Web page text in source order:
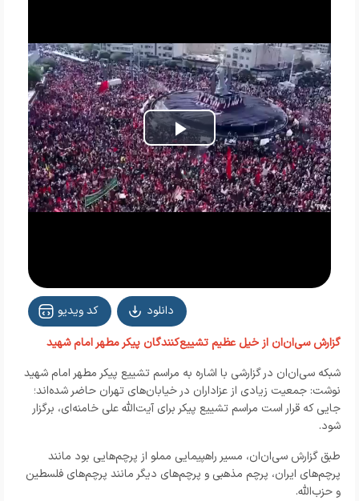
Play
Video
کد ویدیو
دانلود
گزارش سی‌ان‌ان از خیل عظیم تشییع‌کنندگان پیکر مطهر امام شهید
شبکه سی‌ان‌ان در گزارشی با اشاره به مراسم تشییع پیکر مطهر امام شهید
نوشت: جمعیت زیادی از عزاداران در خیابان‌های تهران حاضر شده‌اند؛
جایی که قرار است مراسم تشییع پیکر برای آیت‌الله علی خامنه‌ای، برگزار
شود.
طبق گزارش سی‌ان‌ان، مسیر راهپیمایی مملو از پرچم‌هایی بود مانند
پرچم‌های ایران، پرچم مذهبی و پرچم‌های دیگر مانند پرچم‌های فلسطین
و حزب‌الله.